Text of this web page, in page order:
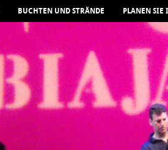
BUCHTEN UND STRÄNDE PLANEN SIE